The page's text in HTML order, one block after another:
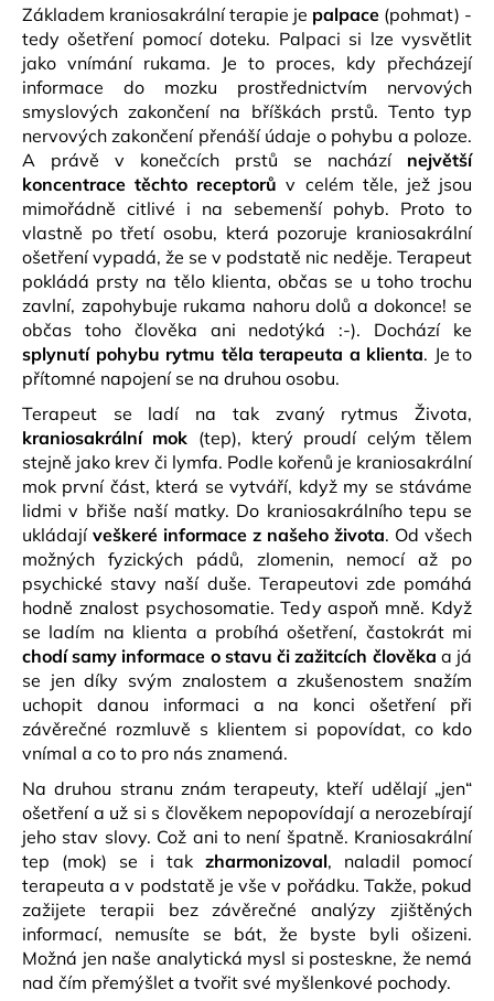
Základem kraniosakrální terapie je palpace (pohmat) -
tedy ošetření pomocí doteku. Palpaci si lze vysvětlit
jako vnímání rukama. Je to proces, kdy přecházejí
informace do mozku prostřednictvím nervových
smyslových zakončení na bříškách prstů. Tento typ
nervových zakončení přenáší údaje o pohybu a poloze.
A právě v konečcích prstů se nachází největší
koncentrace těchto receptorů v celém těle, jež jsou
mimořádně citlivé i na sebemenší pohyb. Proto to
vlastně po třetí osobu, která pozoruje kraniosakrální
ošetření vypadá, že se v podstatě nic neděje. Terapeut
pokládá prsty na tělo klienta, občas se u toho trochu
zavlní, zapohybuje rukama nahoru dolů a dokonce! se
občas toho člověka ani nedotýká :-). Dochází ke
splynutí pohybu rytmu těla terapeuta a klienta. Je to
přítomné napojení se na druhou osobu.
Terapeut se ladí na tak zvaný rytmus Života,
kraniosakrální mok (tep), který proudí celým tělem
stejně jako krev či lymfa. Podle kořenů je kraniosakrální
mok první část, která se vytváří, když my se stáváme
lidmi v břiše naší matky. Do kraniosakrálního tepu se
ukládají veškeré informace z našeho života. Od všech
možných fyzických pádů, zlomenin, nemocí až po
psychické stavy naší duše. Terapeutovi zde pomáhá
hodně znalost psychosomatie. Tedy aspoň mně. Když
se ladím na klienta a probíhá ošetření, častokrát mi
chodí samy informace o stavu či zažitcích člověka a já
se jen díky svým znalostem a zkušenostem snažím
uchopit danou informaci a na konci ošetření při
závěrečné rozmluvě s klientem si popovídat, co kdo
vnímal a co to pro nás znamená.
Na druhou stranu znám terapeuty, kteří udělají „jen“
ošetření a už si s člověkem nepopovídají a nerozebírají
jeho stav slovy. Což ani to není špatně. Kraniosakrální
tep (mok) se i tak zharmonizoval, naladil pomocí
terapeuta a v podstatě je vše v pořádku. Takže, pokud
zažijete terapii bez závěrečné analýzy zjištěných
informací, nemusíte se bát, že byste byli ošizeni.
Možná jen naše analytická mysl si posteskne, že nemá
nad čím přemýšlet a tvořit své myšlenkové pochody.
e
n
a
j
í
t
?
HLEDAT
D
o
p
o
r
u
č
u
j
e
m
e
CESTOVNÍ
EKO
1MM
-
PERSKÝ
KOBEREC
ROYAL
RED
1
190
Kč
Původně:
1